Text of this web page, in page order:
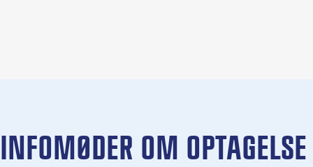
IN­FO­MØ­DER OM OP­TA­GEL­SE